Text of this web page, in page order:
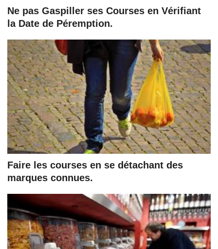
Ne pas Gaspiller ses Courses en Vérifiant
la Date de Péremption.
Faire les courses en se détachant des
marques connues.